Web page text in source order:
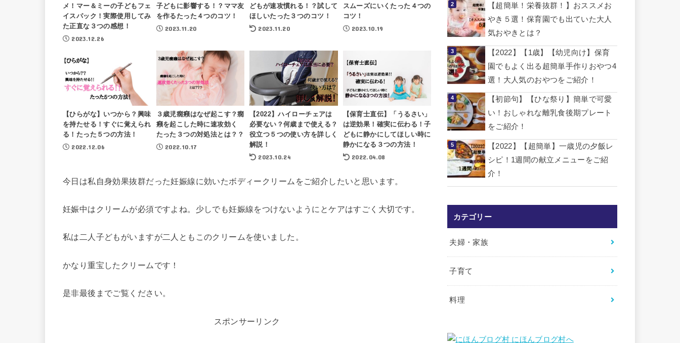
メ！マー＆ミーの子どもフェ
イスパック！実際使用してみ
た正直な３つの感想！
2023.12.26
子どもに影響する！？ママ友
を作るたった４つのコツ！
2023.11.20
どもが速攻慣れる！？試して
ほしいたった３つのコツ！
2023.11.20
スムーズにいくたった４つの
コツ！
2023.10.19
【ひらがな】いつから？興味
を持たせる！すぐに覚えられ
る！たった５つの方法！
2022.12.06
３歳児癇癪はなぜ起こす？癇
癪を起こした時に速攻効く
たった３つの対処法とは？？
2022.10.17
【2022】ハイローチェアは
必要ない？何歳まで使える？
役立つ５つの使い方を詳しく
解説！
2023.10.24
【保育士直伝】「うるさい」
は逆効果！確実に伝わる！子
どもに静かにしてほしい時に
静かになる３つの方法！
2022.04.08
今日は私自身効果抜群だった妊娠線に効いたボディークリームをご紹介したいと思います。
妊娠中はクリームが必須ですよね。少しでも妊娠線をつけないようにとケアはすごく大切です。
私は二人子どもがいますが二人ともこのクリームを使いました。
かなり重宝したクリームです！
是非最後までご覧ください。
スポンサーリンク
【超簡単！栄養抜群！】おススメお
やき５選！保育園でも出ていた大人
気おやきとは？
【2022】【1歳】【幼児向け】保育
園でもよく出る超簡単手作りおやつ4
選！大人気のおやつをご紹介！
【初節句】【ひな祭り】簡単で可愛
い！おしゃれな離乳食後期プレート
をご紹介！
【2022】【超簡単】一歳児の夕飯レ
シピ！1週間の献立メニューをご紹
介！
カテゴリー
夫婦・家族
子育て
料理